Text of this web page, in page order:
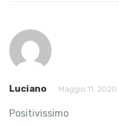
Luciano Maggio 11, 2020
Positivissimo